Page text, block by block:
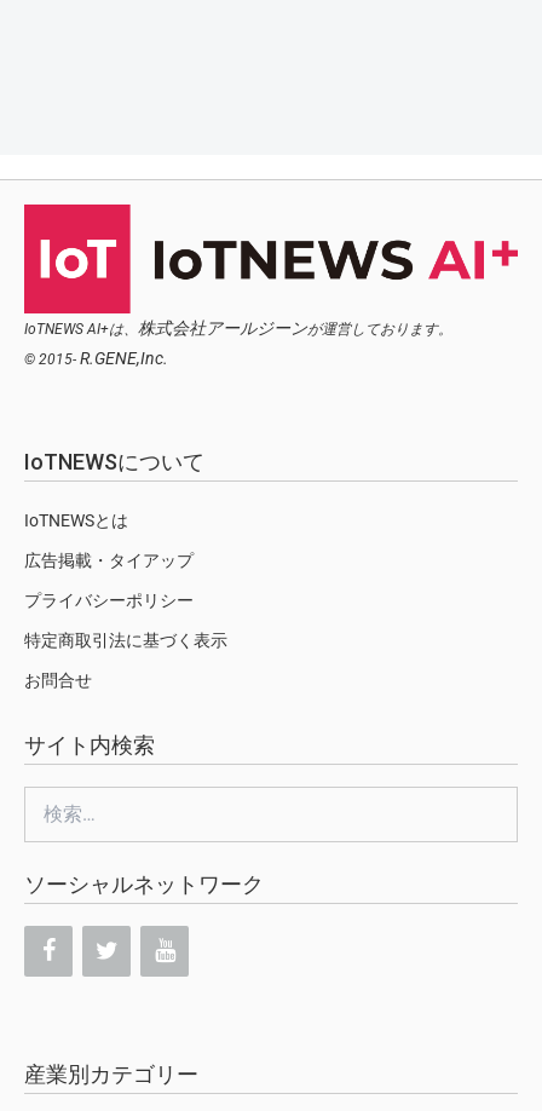
IoTNEWS AI+は、 株式会社アールジーンが運営しております。
© 2015- R.GENE,Inc.
IoTNEWSについて
IoTNEWSとは
広告掲載・タイアップ
プライバシーポリシー
特定商取引法に基づく表示
お問合せ
サイト内検索
索:
ソーシャルネットワーク
産業別カテゴリー